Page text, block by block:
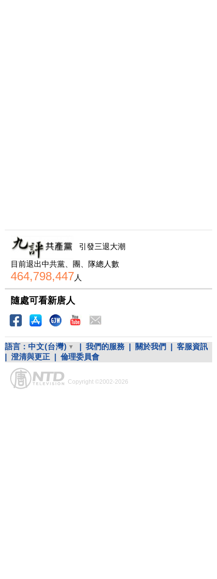
引發三退大潮
目前退出中共黨、團、隊總人數
464,798,447人
隨處可看新唐人
語言： 中文(台灣) 我們的服務 關於我們
客服資訊
澄清與更正 倫理委員會
Copyright ©2002-2026